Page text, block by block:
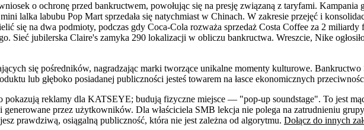
o ochronę przed bankructwem, powołując się na presję związaną z taryfami.
lalka labubu Pop Mart sprzedała się natychmiast w Chinach. W zakresie przejęć i
się na dwa podmioty, podczas gdy Coca-Cola rozważa sprzedaż Costa Coffee za 2
Sieć jubilerska Claire's zamyka 290 lokalizacji w obliczu bankructwa. Wreszcie, Nike
się pośredników, nagradzając marki tworzące unikalne momenty kulturowe.
lub głęboko posiadanej publiczności jesteś towarem na łasce ekonomicznych
reklamy dla KATSEYE; budują fizyczne miejsce — "pop-up soundstage". To jest
przez użytkowników. Dla właściciela SMB lekcja nie polega na zatrudnieniu
prawdziwą, osiągalną publiczność, która nie jest zależna od algorytmu. Dołącz do innych